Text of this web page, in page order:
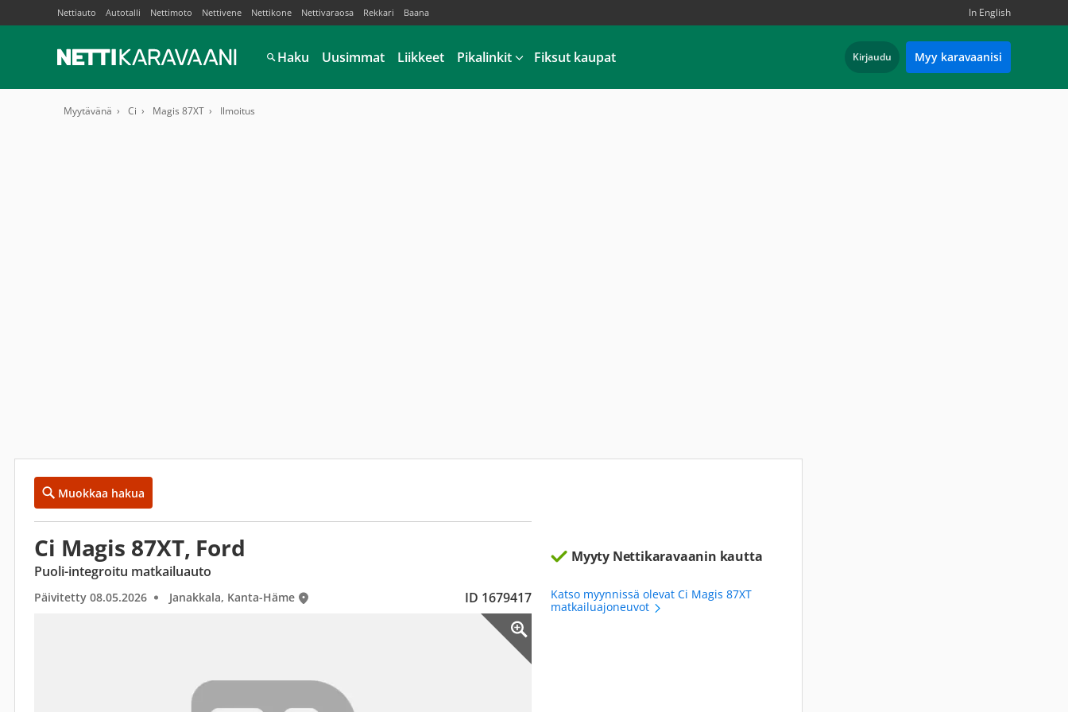
Nettiauto Autotalli Nettimoto Nettivene Nettikone Nettivaraosa Rekkari Baana In English
Haku Uusimmat Liikkeet Pikalinkit Fiksut kaupat Kirjaudu Myy karavaanisi
Myytävänä Ci Magis 87XT Ilmoitus
Muokkaa hakua
Ci Magis 87XT, Ford
Puoli-integroitu matkailuauto
Päivitetty 08.05.2026 Janakkala, Kanta-Häme ID 1679417
Myyty Nettikaravaanin kautta
Katso myynnissä olevat Ci Magis 87XT
matkailuajoneuvot